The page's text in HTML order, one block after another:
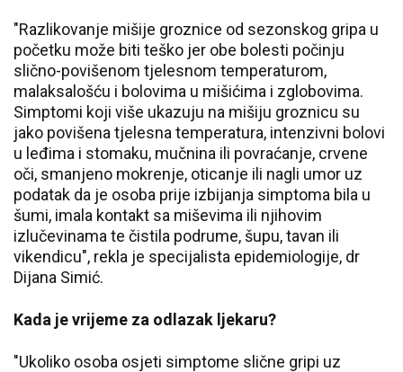
"Razlikovanje mišije groznice od sezonskog gripa u
početku može biti teško jer obe bolesti počinju
slično-povišenom tjelesnom temperaturom,
malaksalošću i bolovima u mišićima i zglobovima.
Simptomi koji više ukazuju na mišiju groznicu su
jako povišena tjelesna temperatura, intenzivni bolovi
u leđima i stomaku, mučnina ili povraćanje, crvene
oči, smanjeno mokrenje, oticanje ili nagli umor uz
podatak da je osoba prije izbijanja simptoma bila u
šumi, imala kontakt sa miševima ili njihovim
izlučevinama te čistila podrume, šupu, tavan ili
vikendicu", rekla je specijalista epidemiologije, dr
Dijana Simić.
Kada je vrijeme za odlazak ljekaru?
"Ukoliko osoba osjeti simptome slične gripi uz